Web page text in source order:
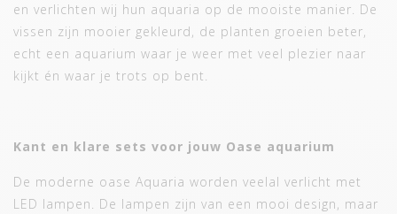
en verlichten wij hun aquaria op de mooiste manier. De
vissen zijn mooier gekleurd, de planten groeien beter,
echt een aquarium waar je weer met veel plezier naar
kijkt én waar je trots op bent.
Kant en klare sets voor jouw Oase aquarium
De moderne oase Aquaria worden veelal verlicht met
LED lampen. De lampen zijn van een mooi design, maar